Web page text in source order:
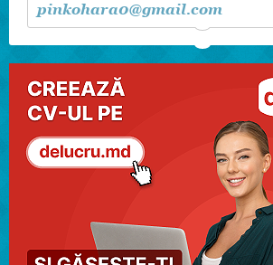
pinkohara0@gmail.com